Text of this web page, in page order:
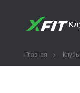
Главная Клубы